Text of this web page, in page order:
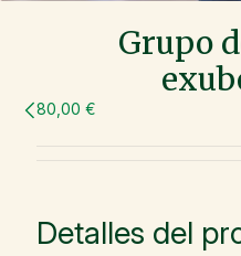
Grupo
80,00 €
Detalles del